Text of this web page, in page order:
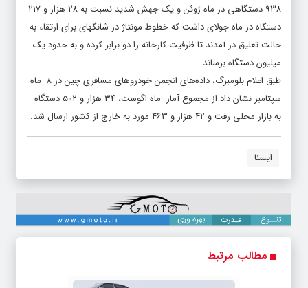
۹۳۸ دستگاهی در ماه ژوئن و یک جهش شدید نسبت به ۲۸ هزار و ۲۱۷
دستگاه در ماه جولای داشت که خطوط مونتاژ در شانگهای برای ارتقاء به
حالت تعلیق در آمدند تا ظرفیت کارخانه را دو برابر کرده و به حدود یک
میلیون دستگاه برساند.
طبق اعلام بلومبرگ، داده‌های انجمن خودروهای مسافری چین در ۸ ماه
سپتامبر نشان داد از مجموع آمار ماه اگوست، ۳۴ هزار و ۵۰۲ دستگاه
به بازار محلی رفت و ۴۲ هزار و ۴۶۳ مورد به خارج از کشور ارسال شد.
ایسنا
مطالب مرتبط